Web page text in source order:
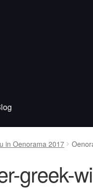
in Oenorama 2017
greek-